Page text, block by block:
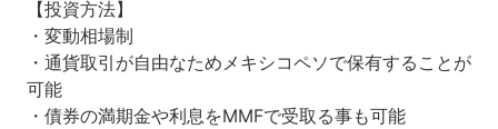
【投資方法】
・変動相場制
・通貨取引が自由なためメキシコペソで保有することが
可能
・債券の満期金や利息をMMFで受取る事も可能